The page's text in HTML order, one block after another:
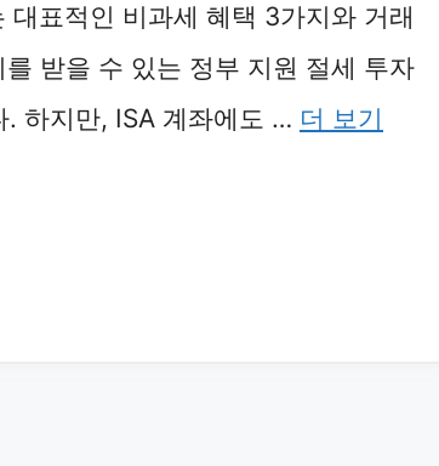
대표적인 비과세 혜택 3가지와 거래
받을 수 있는 정부 지원 절세 투자
. 하지만, ISA 계좌에도 … 더 보기